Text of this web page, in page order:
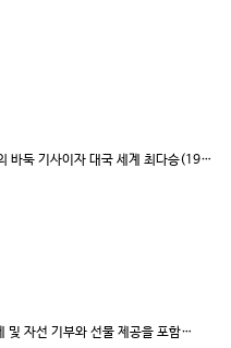
바둑 기사이자 대국 세계 최다승(19…
및 자선 기부와 선물 제공을 포함…